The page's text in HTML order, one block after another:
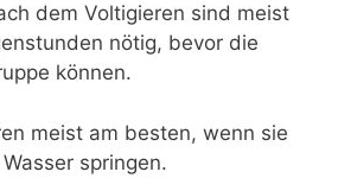
dem Voltigieren sind meist
nötig, bevor die
können.
meist am besten, wenn sie
springen.